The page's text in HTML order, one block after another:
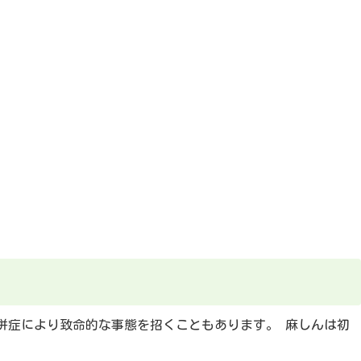
により致命的な事態を招くこともあります。 麻しんは初